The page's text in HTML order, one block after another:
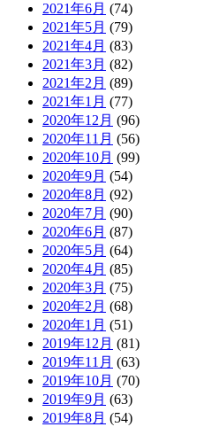
2021年6月 (74)
2021年5月 (79)
2021年4月 (83)
2021年3月 (82)
2021年2月 (89)
2021年1月 (77)
2020年12月 (96)
2020年11月 (56)
2020年10月 (99)
2020年9月 (54)
2020年8月 (92)
2020年7月 (90)
2020年6月 (87)
2020年5月 (64)
2020年4月 (85)
2020年3月 (75)
2020年2月 (68)
2020年1月 (51)
2019年12月 (81)
2019年11月 (63)
2019年10月 (70)
2019年9月 (63)
2019年8月 (54)